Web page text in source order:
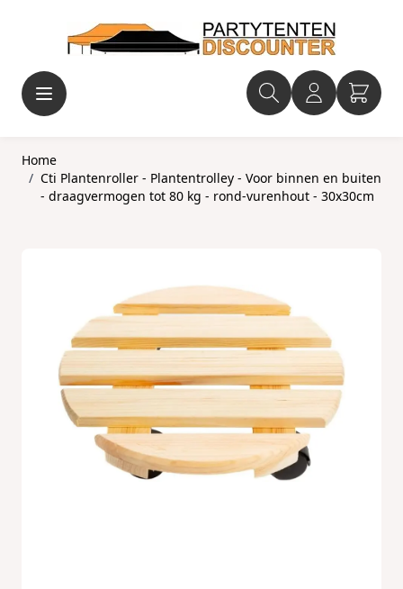
Home
/ Cti Plantenroller - Plantentrolley - Voor binnen en buiten
- draagvermogen tot 80 kg - rond-vurenhout - 30x30cm